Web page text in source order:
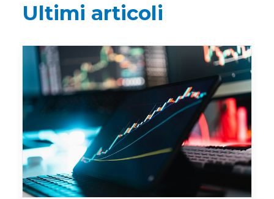
Ultimi articoli